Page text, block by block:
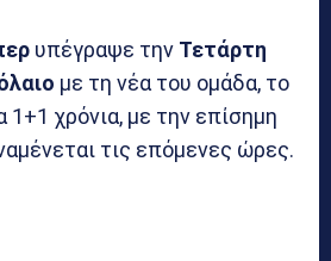
υπέγραψε την Τετάρτη
με τη νέα του ομάδα, το
1+1 χρόνια, με την επίσημη
τις επόμενες ώρες.